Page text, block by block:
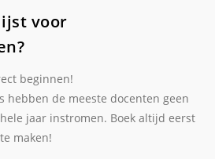
voor
beginnen!
hebben de meeste docenten geen
jaar instromen. Boek altijd eerst
maken!